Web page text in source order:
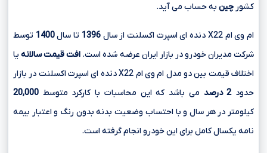
کشور چین به حساب می آید.
ام وی ام X22 دنده ای اسپرت اکسلنت از سال 1396 تا سال1400 توسط
شرکت مدیران خودرو در بازار ایران عرضه شده است. افت قیمت سالانهیا
اختلاف قیمت بین دو مدل ام وی ام X22 دنده ای اسپرت اکسلنت در بازار
حدود2 درصد می باشد که این محاسبات با کارکرد متوسط 20,000
کیلومتر در هر سال و با احتساب وضعیت بدنه بدون رنگ و اعتبار بیمه
نامه یکسال کامل برای این خودرو انجام گرفته است.